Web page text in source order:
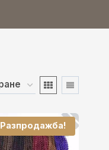
Разпродажба!